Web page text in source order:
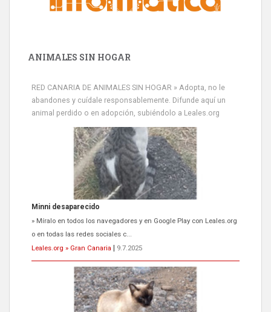
ANIMALES SIN HOGAR
RED CANARIA DE ANIMALES SIN HOGAR » Adopta, no le
abandones y cuídale responsablemente. Difunde aquí un
animal perdido o en adopción, subiéndolo a Leales.org
Siami Perdida
Se llama Siami,es hembra de 4 años,esterilizada con marca de
oreja,cariñosa,mimosa pero miedosa,e...
Leales.org » Gran Canaria | 9.7.2025